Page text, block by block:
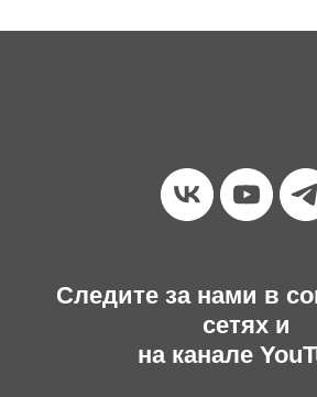
Следите за нами в
сетях и
на канале